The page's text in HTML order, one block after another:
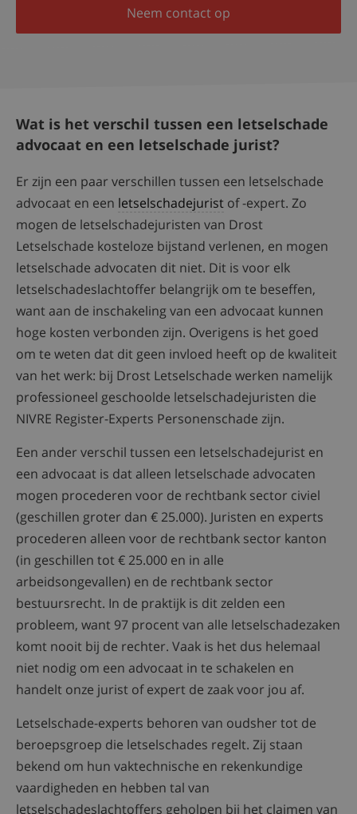
Neem contact op
Wat is het verschil tussen een letselschade
advocaat en een letselschade jurist?
Er zijn een paar verschillen tussen een letselschade
advocaat en een letselschadejurist of -expert. Zo
mogen de letselschadejuristen van Drost
Letselschade kosteloze bijstand verlenen, en mogen
letselschade advocaten dit niet. Dit is voor elk
letselschadeslachtoffer belangrijk om te beseffen,
want aan de inschakeling van een advocaat kunnen
hoge kosten verbonden zijn. Overigens is het goed
om te weten dat dit geen invloed heeft op de kwaliteit
van het werk: bij Drost Letselschade werken namelijk
professioneel geschoolde letselschadejuristen die
NIVRE Register-Experts Personenschade zijn.
Een ander verschil tussen een letselschadejurist en
een advocaat is dat alleen letselschade advocaten
mogen procederen voor de rechtbank sector civiel
(geschillen groter dan € 25.000). Juristen en experts
procederen alleen voor de rechtbank sector kanton
(in geschillen tot € 25.000 en in alle
arbeidsongevallen) en de rechtbank sector
bestuursrecht. In de praktijk is dit zelden een
probleem, want 97 procent van alle letselschadezaken
komt nooit bij de rechter. Vaak is het dus helemaal
niet nodig om een advocaat in te schakelen en
handelt onze jurist of expert de zaak voor jou af.
Letselschade-experts behoren van oudsher tot de
beroepsgroep die letselschades regelt. Zij staan
bekend om hun vaktechnische en rekenkundige
vaardigheden en hebben tal van
letselschadeslachtoffers geholpen bij het claimen van